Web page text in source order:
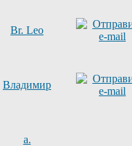
Br. Leo
Владимир
a.